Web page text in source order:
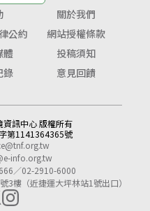
關於我們
公約
網站授權條款
體
投稿須知
錄 意見回饋
訊中心 版權所有
第1141364365號
info.org.tw
／02-2910-6000
3樓（近捷運大坪林站1號出口）